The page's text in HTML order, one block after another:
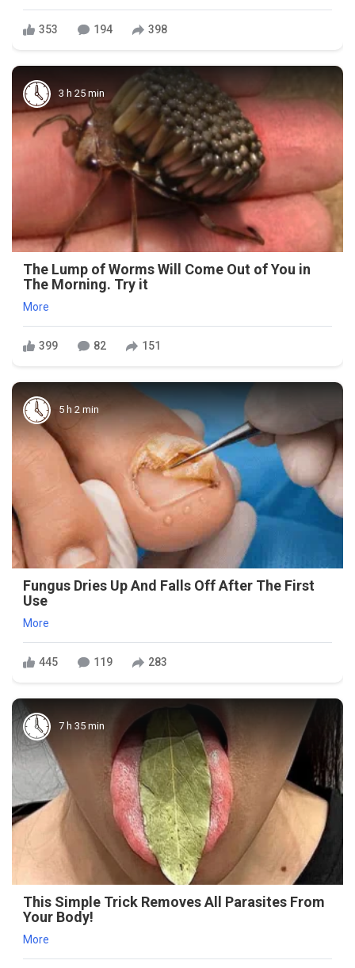
353 194 398
3 h 25 min
The Lump of Worms Will Come Out of You in
The Morning. Try it
More
399 82 151
5 h 2 min
Fungus Dries Up And Falls Off After The First
Use
More
445 119 283
7 h 35 min
This Simple Trick Removes All Parasites From
Your Body!
More